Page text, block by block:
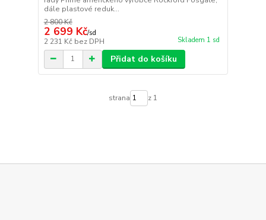
dále plastové reduk...
2 800 Kč
2 699 Kč/sd
2 231 Kč bez DPH Skladem 1 sd
Přidat do košíku
strana z 1